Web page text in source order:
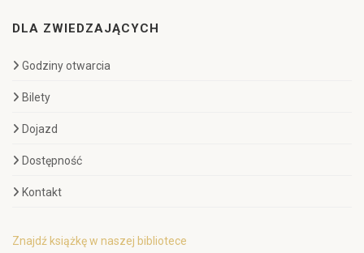
DLA ZWIEDZAJĄCYCH
Godziny otwarcia
Bilety
Dojazd
Dostępność
Kontakt
Znajdź książkę w naszej bibliotece